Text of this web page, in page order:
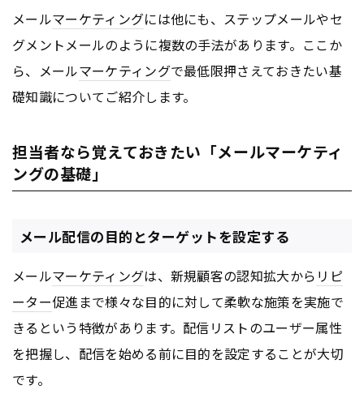
メールマーケティングには他にも、ステップメールやセ
グメントメールのように複数の手法があります。ここか
ら、メールマーケティングで最低限押さえておきたい基
礎知識についてご紹介します。
担当者なら覚えておきたい「メールマーケティ
ングの基礎」
メール配信の目的とターゲットを設定する
メールマーケティングは、新規顧客の認知拡大から リピ
ーター促進まで様々な目的に対して柔軟な施策を実施で
きるという特徴があります。配信リストのユーザー属性
を把握し、配信を始める前に目的を設定することが大切
です。